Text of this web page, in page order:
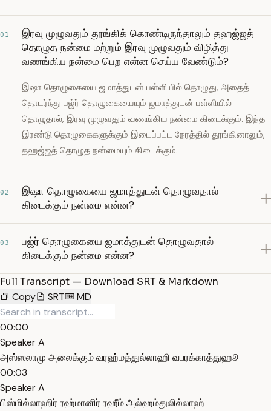
01
இரவு முழுவதும் தூங்கிக் கொண்டிருந்தாலும் தஹஜ்ஜத்
தொழுத நன்மை மற்றும் இரவு முழுவதும் விழித்து
வணங்கிய நன்மை பெற என்ன செய்ய வேண்டும்?
இஷா தொழுகையை ஜமாத்துடன் பள்ளியில் தொழுது, அதைத்
தொடர்ந்து பஜ்ர் தொழுகையையும் ஜமாத்துடன் பள்ளியில்
தொழுதால், இரவு முழுவதும் வணங்கிய நன்மை கிடைக்கும். இந்த
இரண்டு தொழுகைகளுக்கும் இடைப்பட்ட நேரத்தில் தூங்கினாலும்,
தஹஜ்ஜத் தொழுத நன்மையும் கிடைக்கும்.
02
இஷா தொழுகையை ஜமாத்துடன் தொழுவதால்
கிடைக்கும் நன்மை என்ன?
03
பஜ்ர் தொழுகையை ஜமாத்துடன் தொழுவதால்
கிடைக்கும் நன்மை என்ன?
Full Transcript — Download SRT & Markdown
Copy
SRT MD
00:00
Speaker A
அஸ்ஸலாமு அலைக்கும் வரஹ்மத்துல்லாஹி வபரக்காத்துஹூ
00:03
Speaker A
பிஸ்மில்லாஹிர் ரஹ்மானிர் ரஹீம் அல்ஹம்துலில்லாஹ்